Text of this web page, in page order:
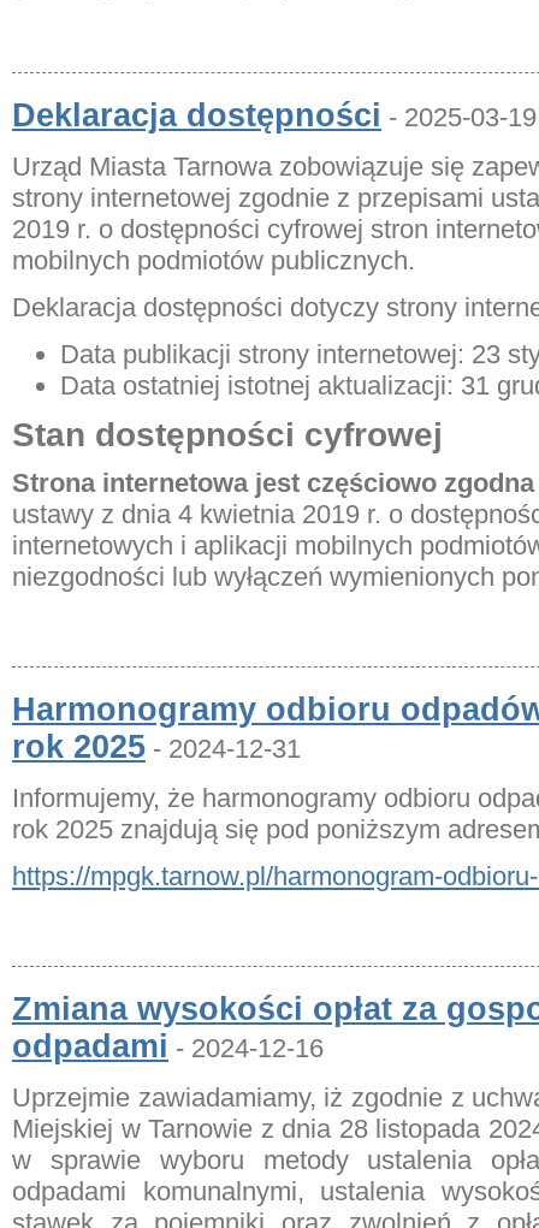
Deklaracja dostępności - 2025-03-19
Urząd Miasta Tarnowa zobowiązuje się
strony internetowej zgodnie z przepisami
2019 r. o dostępności cyfrowej stron
mobilnych podmiotów publicznych.
Deklaracja dostępności dotyczy strony
Data publikacji strony internetowej: 23
Data ostatniej istotnej aktualizacji: 31
Stan dostępności cyfrowej
Strona internetowa jest częściowo
ustawy z dnia 4 kwietnia 2019 r. o
internetowych i aplikacji mobilnych
niezgodności lub wyłączeń wymienionych
Harmonogramy odbioru
rok 2025 - 2024-12-31
Informujemy, że harmonogramy odbioru
rok 2025 znajdują się pod poniższym
https://mpgk.tarnow.pl/harmonogram-
Zmiana wysokości opłat za
odpadami - 2024-12-16
Uprzejmie zawiadamiamy, iż zgodnie z
Miejskiej w Tarnowie z dnia 28 listopada
w sprawie wyboru metody ustalenia
odpadami komunalnymi, ustalenia